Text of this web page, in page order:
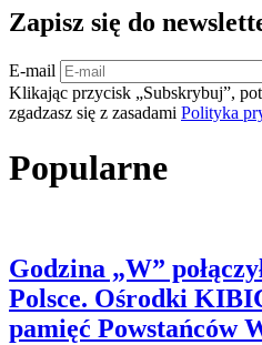
Zapisz się do
E-mail
Klikając przycisk „Subskrybuj”,
zgadzasz się z zasadami Polityka
Popularne
Godzina „W”
Polsce. Ośrodki
pamięć Powstańców